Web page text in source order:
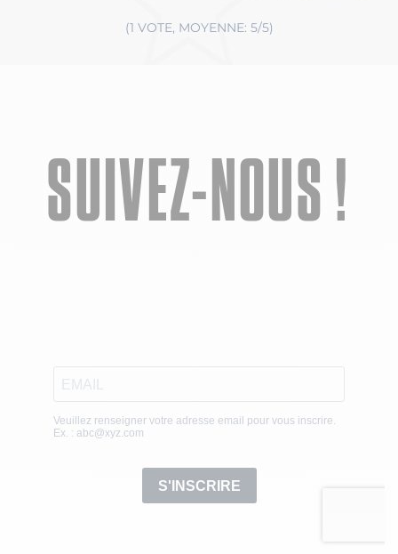
(1 VOTE, MOYENNE: 5/5)
SUIVEZ-NOUS !